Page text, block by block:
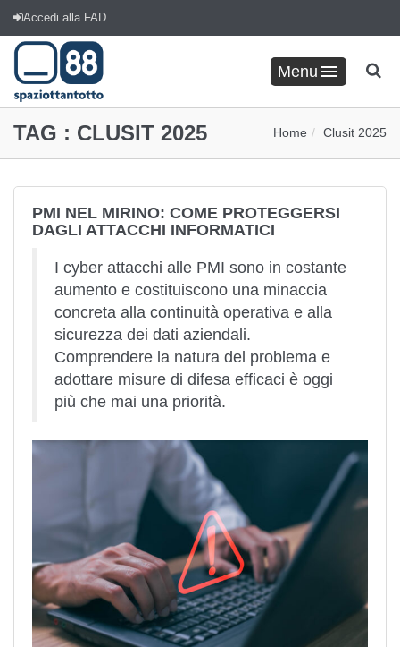
Accedi alla FAD
Menu
TAG : CLUSIT 2025 Home Clusit 2025
PMI NEL MIRINO: COME PROTEGGERSI
DAGLI ATTACCHI INFORMATICI
I cyber attacchi alle PMI sono in costante
aumento e costituiscono una minaccia
concreta alla continuità operativa e alla
sicurezza dei dati aziendali.
Comprendere la natura del problema e
adottare misure di difesa efficaci è oggi
più che mai una priorità.